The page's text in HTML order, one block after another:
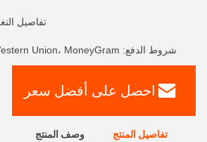
تفاصيل
شروط الدفع: L/C، D/A، D/P، T/T، Western Union، MoneyGram
احصل على أفضل سعر
تفاصيل المنتج وصف المنتج